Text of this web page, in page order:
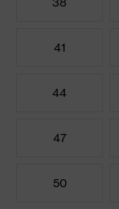
41
44
47
50